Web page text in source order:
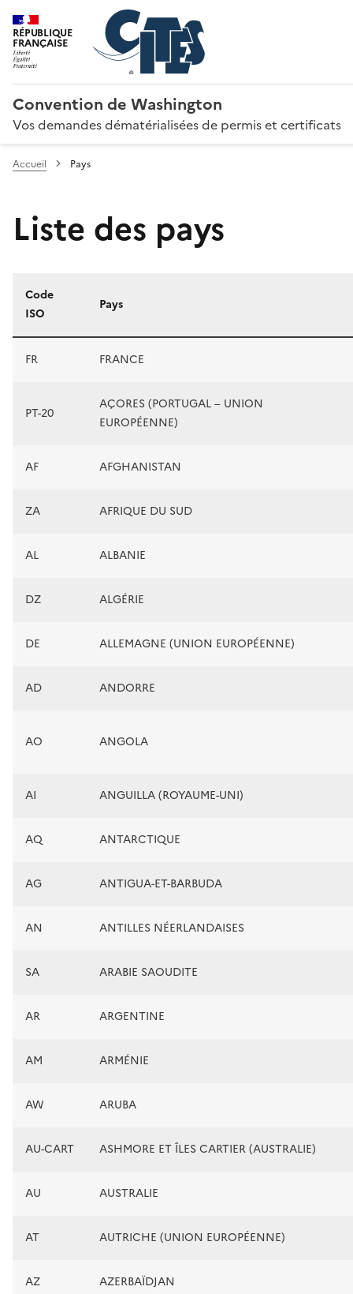
RÉPUBLIQUE
FRANÇAISE
Convention de Washington
Vos demandes dématérialisées de permis et certificats
Accueil Pays
Liste des pays
Liste des pays
Code
ISO
Pays
FR FRANCE
PT-20
AÇORES (PORTUGAL – UNION
EUROPÉENNE)
AF AFGHANISTAN
ZA AFRIQUE DU SUD
AL ALBANIE
DZ ALGÉRIE
DE ALLEMAGNE (UNION EUROPÉENNE)
AD ANDORRE
AO ANGOLA
AI ANGUILLA (ROYAUME-UNI)
AQ ANTARCTIQUE
AG ANTIGUA-ET-BARBUDA
AN ANTILLES NÉERLANDAISES
SA ARABIE SAOUDITE
AR ARGENTINE
AM ARMÉNIE
AW ARUBA
AU-CART ASHMORE ET ÎLES CARTIER (AUSTRALIE)
AU AUSTRALIE
AT AUTRICHE (UNION EUROPÉENNE)
AZ AZERBAÏDJAN